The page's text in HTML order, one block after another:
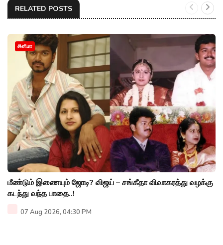
RELATED POSTS
சினிமா
மீண்டும் இணையும் ஜோடி? விஜய் – சங்கீதா விவாகரத்து வழக்கு
கடந்து வந்த பாதை..!
07 Aug 2026, 04:30 PM